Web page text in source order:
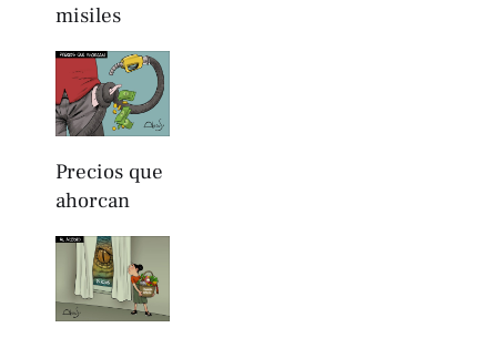
misiles
Precios que
ahorcan